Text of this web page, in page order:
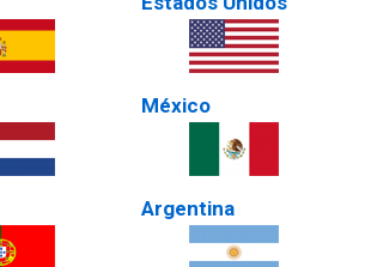
México
Argentina